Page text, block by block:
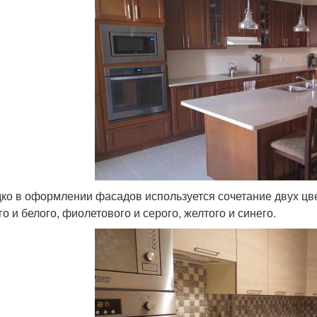
в оформлении фасадов используется сочетание двух
и белого, фиолетового и серого, желтого и синего.